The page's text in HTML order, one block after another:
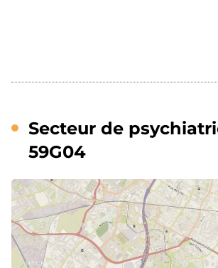
Secteur de
59G04